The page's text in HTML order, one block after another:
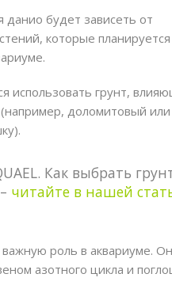
данио будет зависеть от
которые планируется
использовать грунт,
доломитовый или
Как выбрать
читайте в нашей
роль в аквариуме.
азотного цикла и